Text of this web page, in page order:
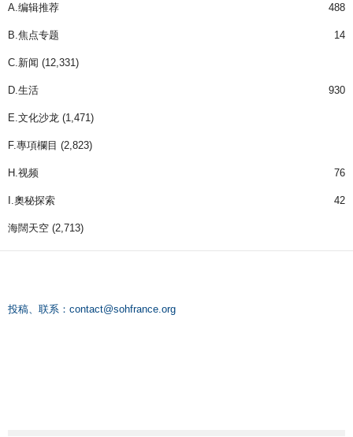
A.编辑推荐 488
B.焦点专题 14
C.新闻 (12,331)
D.生活 930
E.文化沙龙 (1,471)
F.專項欄目 (2,823)
H.视频 76
I.奧秘探索 42
海闊天空 (2,713)
投稿、联系： contact@sohfrance.org